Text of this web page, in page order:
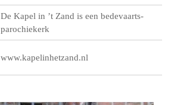
De Kapel in ’t Zand is een bedevaarts-
parochiekerk
www.kapelinhetzand.nl